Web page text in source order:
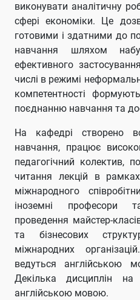
виконувати аналітичну
сфері економіки. Це
готовими і здатними до
навчання шляхом
ефективного
числі в режимі
компетентності
поєднанню навчання та
На кафедрі створено
навчання, працює
педагогічний колектив,
читання лекцій в
міжнародного
іноземні професори
проведення майстер-
та бізнесових
міжнародних
ведуться англійською
Декілька дисциплін
англійською мовою.